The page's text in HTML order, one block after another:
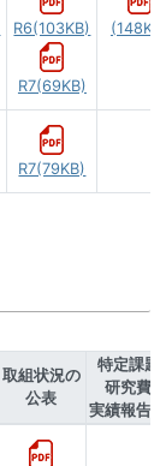
R6(103KB)
R7(69KB)
R7(79KB)
取組状況の
公表
特定課題
研究費
実績報告